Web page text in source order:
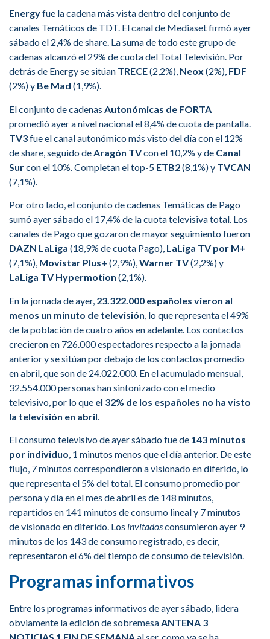
Energyfue la cadena más vista dentro del conjunto de
canales Temáticos de TDT. El canal de Mediaset firmó ayer
sábado el 2,4% de share. La suma de todo este grupo de
cadenas alcanzó el 29% de cuota del Total Televisión. Por
detrás de Energy se sitúan TRECE(2,2%), Neox (2%), FDF
(2%) y Be Mad (1,9%).
El conjunto de cadenas Autonómicas de FORTA
promedió ayer a nivel nacional el 8,4% de cuota de pantalla.
TV3fue el canal autonómico más visto del día con el 12%
de share, seguido de Aragón TVcon el 10,2% y de Canal
Surcon el 10%. Completan el top-5 ETB2(8,1%) y TVCAN
(7,1%).
Por otro lado, el conjunto de cadenas Temáticas de Pago
sumó ayer sábado el 17,4% de la cuota televisiva total. Los
canales de Pago que gozaron de mayor seguimiento fueron
DAZN LaLiga (18,9% de cuota Pago), LaLiga TV por M+
(7,1%), Movistar Plus+ (2,9%),Warner TV(2,2%) y
LaLiga TV Hypermotion (2,1%).
En la jornada de ayer, 23.322.000 españoles vieron al
menos un minuto de televisión , lo que representa el 49%
de la población de cuatro años en adelante. Los contactos
crecieron en 726.000 espectadores respecto a la jornada
anterior y se sitúan por debajo de los contactos promedio
en abril, que son de 24.022.000. En el acumulado mensual,
32.554.000 personas han sintonizado con el medio
televisivo, por lo que el 32% de los españoles no ha visto
la televisión en abril
El consumo televisivo de ayer sábado fue de 143 minutos
por individuo, 1 minutos menos que el día anterior. De este
flujo, 7 minutos correspondieron a visionado en diferido, lo
que representa el 5% del total. El consumo promedio por
persona y día en el mes de abril es de 148 minutos,
repartidos en 141 minutos de consumo lineal y 7 minutos
de visionado en diferido. Los invitadosconsumieron ayer 9
minutos de los 143 de consumo registrado, es decir,
representaron el 6% del tiempo de consumo de televisión.
Programas informativos
Entre los programas informativos de ayer sábado, lidera
obviamente la edición de sobremesaANTENA 3